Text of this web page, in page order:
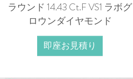
ラウンド 14.43 Ct.F VS1 ラボグ
ロウンダイヤモンド
即座お見積り